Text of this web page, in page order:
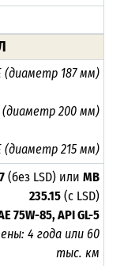
(диаметр 187 мм)
(диаметр 200 мм)
(диаметр 215 мм)
(без LSD) или MB
235.15 (с LSD)
75W-85, API GL-5
4 года или 60
тыс. км